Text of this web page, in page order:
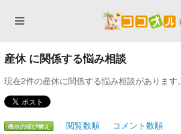
産休 に関係する悩み相談
現在2件の産休に関係する悩み相談があります。
表示の並び替え 閲覧数順 コメント数順